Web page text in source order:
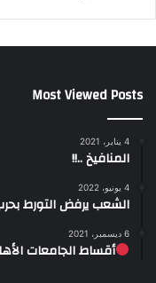
Most Viewed Posts
4 يناير، 2021
المنافيخ ..!!
4 يونيو، 2022
الشعب يرفض التورط
6 ديسمبر، 2021
أقساط الجامعات